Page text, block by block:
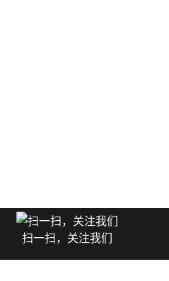
扫一扫，关注我们